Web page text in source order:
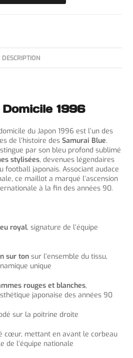
DESCRIPTION
1996
du Japon 1996 est l’un des
de l’histoire desSamurai Blue.
par son bleu profond sublimé
stylisées, devenues légendaires
football japonais. Associant audace
ce maillot a marqué l’ascension
à la fin des années 90.
royal, signature de l’équipe
sur ton sur l’ensemble du tissu,
unique
rouges et blanches,
japonaise des années 90
sur la poitrine droite
cœur, mettant en avant le corbeau
de l’équipe nationale